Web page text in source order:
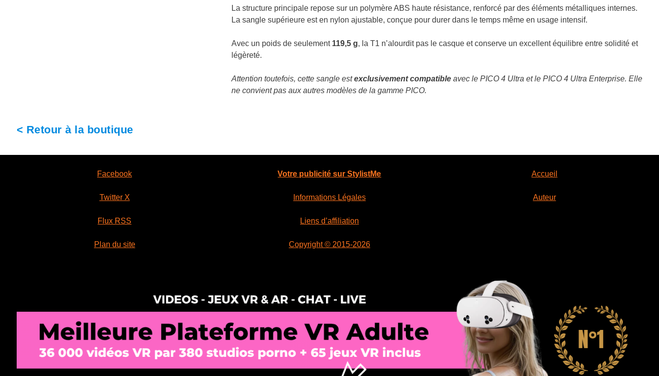
La structure principale repose sur un polymère ABS haute résistance, renforcé par des éléments métalliques internes.
La sangle supérieure est en nylon ajustable, conçue pour durer dans le temps même en usage intensif.
Avec un poids de seulement 119,5 g, la T1 n’alourdit pas le casque et conserve un excellent équilibre entre solidité et
légèreté.
Attention toutefois, cette sangle estexclusivement compatibleavec le PICO 4 Ultra et le PICO 4 Ultra Enterprise. Elle
ne convient pas aux autres modèles de la gamme PICO.
< Retour à la boutique
Facebook
Twitter X
Flux RSS
Plan du site
Votre publicité sur StylistMe
Informations Légales
Liens d’affiliation
Copyright © 2015-2026
Accueil
Auteur